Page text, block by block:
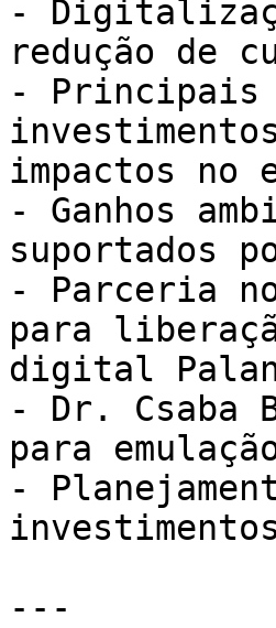
-
redução de
- Principais
impactos no
- Ganhos
suportados
- Parceria
para
digital
- Dr. Csaba
para
-
---